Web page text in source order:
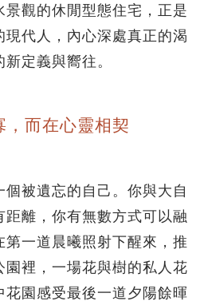
觀的休閒型態住宅，正是
代人，內心深處真正的渴
定義與嚮往。
，而在心靈相契
被遺忘的自己。你與大自
離，你有無數方式可以融
第一道晨曦照射下醒來，推
園裡，一場花與樹的私人花
園感受最後一道夕陽餘暉